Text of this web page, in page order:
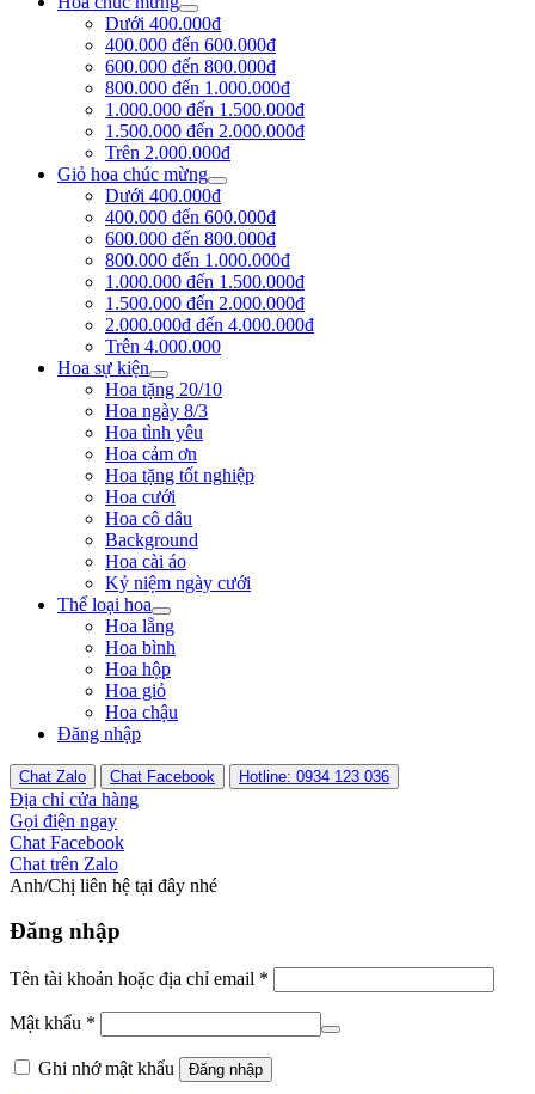
Dưới 400.000đ
400.000 đến 600.000đ
600.000 đến 800.000đ
800.000 đến 1.000.000đ
1.000.000 đến 1.500.000đ
1.500.000 đến 2.000.000đ
Trên 2.000.000đ
Giỏ hoa chúc mừng
Dưới 400.000đ
400.000 đến 600.000đ
600.000 đến 800.000đ
800.000 đến 1.000.000đ
1.000.000 đến 1.500.000đ
1.500.000 đến 2.000.000đ
2.000.000đ đến 4.000.000đ
Trên 4.000.000
Hoa sự kiện
Hoa tặng 20/10
Hoa ngày 8/3
Hoa tình yêu
Hoa cảm ơn
Hoa tặng tốt nghiệp
Hoa cưới
Hoa cô dâu
Background
Hoa cài áo
Kỷ niệm ngày cưới
Thể loại hoa
Hoa lẵng
Hoa bình
Hoa hộp
Hoa giỏ
Hoa chậu
Đăng nhập
Chat Zalo Chat Facebook Hotline: 0934 123 036
Địa chỉ cửa hàng
Gọi điện ngay
Chat Facebook
Chat trên Zalo
Anh/Chị liên hệ tại đây nhé
Đăng nhập
Tên tài khoản hoặc địa chỉ email *
Mật khẩu *
Ghi nhớ mật khẩu Đăng nhập